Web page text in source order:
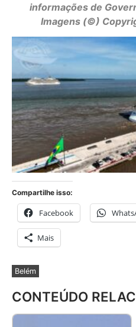
informações de
Imagens (©)
Compartilhe isso:
Facebook
Mais
Belém
CONTEÚDO